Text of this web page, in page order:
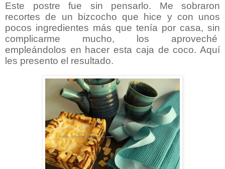
Este postre fue sin pensarlo. Me sobraron
recortes de un bizcocho que hice y con unos
pocos ingredientes más que tenía por casa, sin
complicarme mucho, los aproveché
empleándolos en hacer esta caja de coco. Aquí
les presento el resultado.